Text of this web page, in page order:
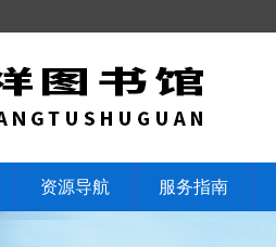
资源导航 服务指南